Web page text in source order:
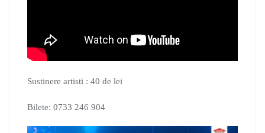
Sustinere artisti : 40 de lei
Bilete: 0733 246 904